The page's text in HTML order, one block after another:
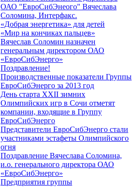
ОАО "ЕвроСибЭнеого" Вячеслава
Соломина, Интерфакс.
«Добрая энергетика» для детей
«Мир на кончиках пальцев»
Вячеслав Соломин назначен
генеральным директором ОАО
«ЕвроСибЭнерго»
Поздравление!
Производственные показатели Группы
ЕвроСибЭнерго за 2013 год
День старта XXII зимних
Олимпийских игр в Сочи отметят
компании, входящие в Группу
ЕвроСибЭнерго
Представители ЕвроСибЭнерго стали
участниками эстафеты Олимпийского
огня
Поздравление Вячеслава Соломина,
и.о. генерального директора ОАО
«ЕвроСибЭнерго»
Предприятия группы